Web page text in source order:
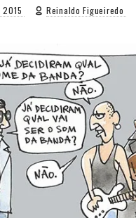
Reinaldo Figueiredo